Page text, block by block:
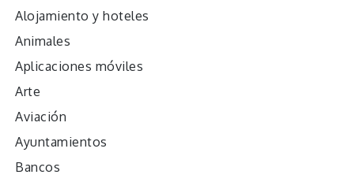
Alojamiento y hoteles
Animales
Aplicaciones móviles
Arte
Aviación
Ayuntamientos
Bancos